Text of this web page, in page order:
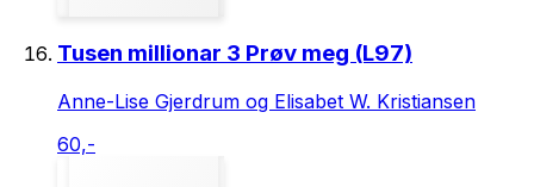
Tusen millionar 3 Prøv meg (L97)
Anne-Lise Gjerdrum og Elisabet W. Kristiansen
60,-